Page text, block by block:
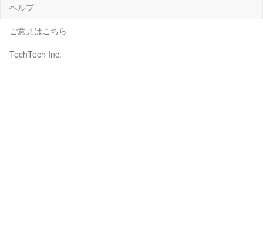
ヘルプ
ご意見はこちら
TechTech Inc.